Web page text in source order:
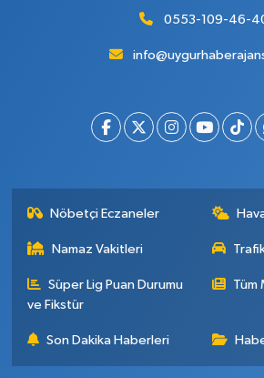
0553-109-46-
Nöbetçi Eczaneler
Namaz Vakitleri
Süper Lig Puan Durumu
ve Fikstür
Tüm
Son Dakika Haberleri